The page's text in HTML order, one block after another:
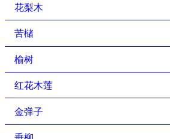
花梨木
苦槠
榆树
红花木莲
金弹子